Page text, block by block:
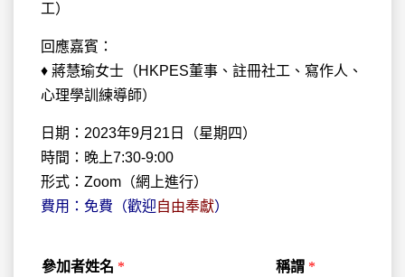
工）
回應嘉賓：
♦ 蔣慧瑜女士（HKPES董事、註冊社工、寫作人、
心理學訓練導師）
日期：2023年9月21日（星期四）
時間：晚上7:30-9:00
形式：Zoom（網上進行）
費用：免費（歡迎自由奉獻）
參加者姓名 * 稱謂 *